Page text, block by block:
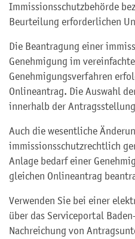
Immissionsschutzbehörde
Beurteilung erforderlichen
Die Beantragung einer
Genehmigung im
Genehmigungsverfahren
Onlineantrag. Die Auswahl
innerhalb der
Auch die wesentliche
immissionsschutzrechtlich
Anlage bedarf einer
gleichen Onlineantrag
Verwenden Sie bei einer
über das Serviceportal
Nachreichung von